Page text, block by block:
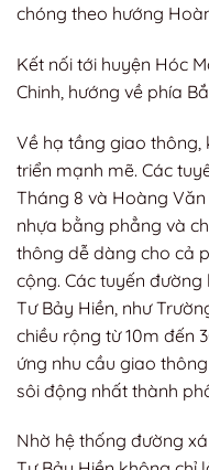
chóng theo hướng
Kết nối tới huyện Hóc
Chinh, hướng về phía
Về hạ tầng giao thông,
triển mạnh mẽ. Các
Tháng 8 và Hoàng
nhựa bằng phẳng và
thông dễ dàng cho cả
cộng. Các tuyến
Tư Bảy Hiền, như
chiều rộng từ 10m đến
ứng nhu cầu giao
sôi động nhất thành
Nhờ hệ thống đường